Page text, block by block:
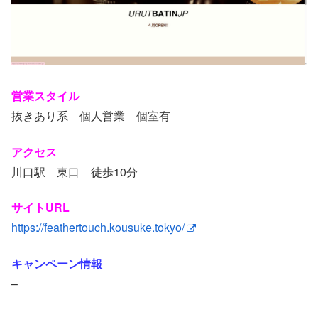
営業スタイル
抜きあり系 個人営業 個室有
アクセス
川口駅 東口 徒歩10分
サイトURL
https://feathertouch.kousuke.tokyo/
キャンペーン情報
–